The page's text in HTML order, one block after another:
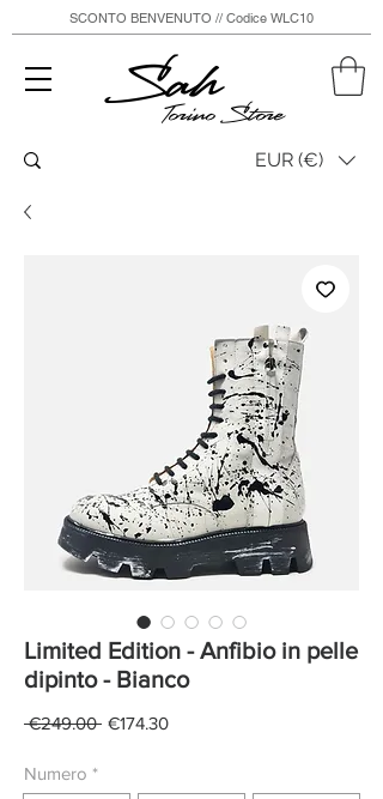
Sah
Torino Store
SCONTO BENVENUTO // Codice WLC10
EUR (€)
Limited Edition - Anfibio in pelle
dipinto - Bianco
€249.00 Regular
€174.30Sale
Numero *